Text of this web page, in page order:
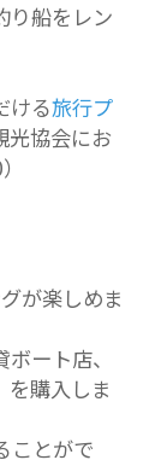
り船をレン
ける旅行プ
光協会にお
が楽しめま
ート店、
を購入しま
ことがで